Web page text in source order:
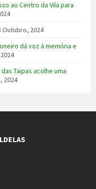
ao Centro da Vila para
Outubro, 2024
dá voz à memória e
Taipas acolhe uma
2024